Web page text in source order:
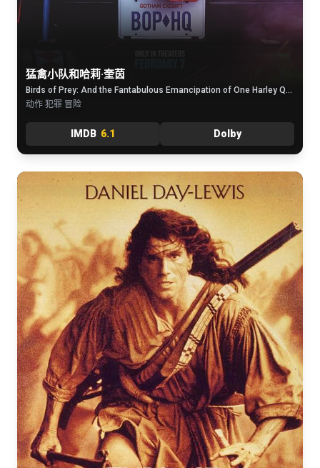
猛禽小队和哈莉·奎茵
Birds of Prey: And the Fantabulous Emancipation of One Harley Quinn
动作 犯罪 冒险
IMDB 6.1 Dolby